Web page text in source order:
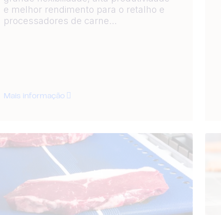
e melhor rendimento para o retalho e
processadores de carne...
Mais informação